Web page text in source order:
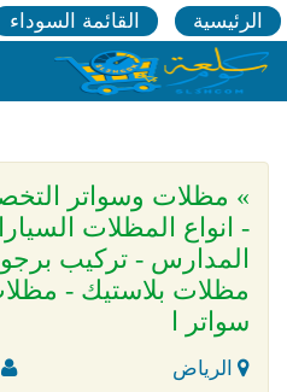
الرئيسية القائمة السوداء
- انواع المظلات
المدارس - تركيب
مظلات بلاستيك -
سواتر ا
الرياض